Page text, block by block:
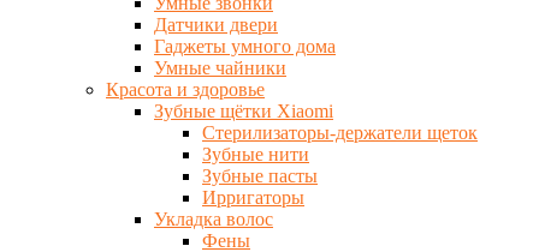
Датчики двери
Гаджеты умного дома
Умные чайники
Красота и здоровье
Зубные щётки Xiaomi
Стерилизаторы-держатели щеток
Зубные нити
Зубные пасты
Ирригаторы
Укладка волос
Фены